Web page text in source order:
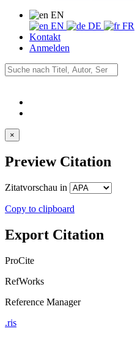
EN
EN
DE
FR
Kontakt
Anmelden
×
Preview Citation
Zitatvorschau in
Copy to clipboard
Export Citation
ProCite
RefWorks
Reference Manager
.ris